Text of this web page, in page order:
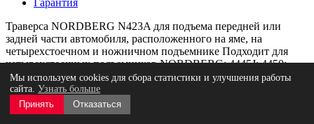
Траверса NORDBERG N423A для подъема передней или
задней части автомобиля, расположенного на яме, на
четырехстоечном и ножничном подъемнике Подходит для
четырехстоечных подъемников NORDBERG: 4445J; 4450;
4450J и для ножничных подъемников NORDBERG: N634-4;
N634-4,5; N634-4,5; N635-5,5
Траверса подходит для разных автомобилей
Мы используем cookies для сбора статистики и улучшения работы
сайта. Узнать больше
Принять
Отказаться